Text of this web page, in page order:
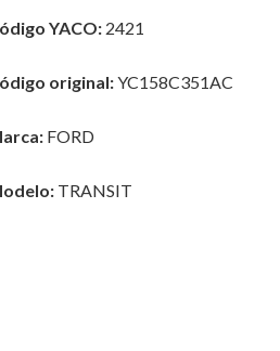
YACO:2421
original:YC158C351AC
FORD
TRANSIT